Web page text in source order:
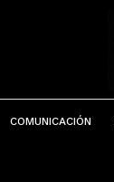
COMUNICACIÓN